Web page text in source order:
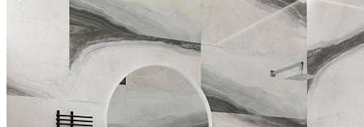
Очищаем поверхности от пыли, мусора, влаги. Если
плитка укладывается на дощатый пол или ДСП, они
должны быть плотно привинчены, выровнены
Шпатлюем трещины и обрабатываем всю
поверхность грунтовкой глубокого проникновения или
адгезионной эмульсией